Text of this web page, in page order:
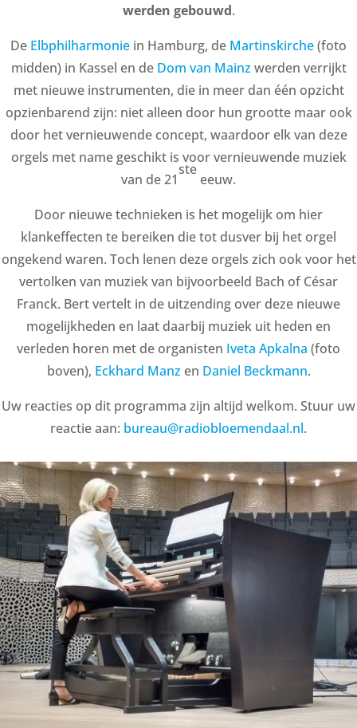
werden gebouwd.
De Elbphilharmonie in Hamburg, de Martinskirche(foto
midden) in Kassel en de Dom van Mainz werden verrijkt
met nieuwe instrumenten, die in meer dan één opzicht
opzienbarend zijn: niet alleen door hun grootte maar ook
door het vernieuwende concept, waardoor elk van deze
orgels met name geschikt is voor vernieuwende muziek
van de 21
ste
eeuw.
Door nieuwe technieken is het mogelijk om hier
klankeffecten te bereiken die tot dusver bij het orgel
ongekend waren. Toch lenen deze orgels zich ook voor het
vertolken van muziek van bijvoorbeeld Bach of César
Franck. Bert vertelt in de uitzending over deze nieuwe
mogelijkheden en laat daarbij muziek uit heden en
verleden horen met de organisten Iveta Apkalna (foto
boven), Eckhard Manz en Daniel Beckmann.
Uw reacties op dit programma zijn altijd welkom. Stuur uw
reactie aan: bureau@radiobloemendaal.nl.